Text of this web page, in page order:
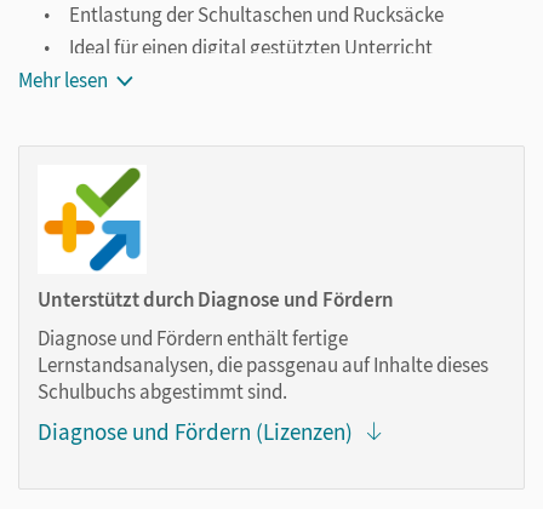
Entlastung der Schultaschen und Rucksäcke
Ideal für einen digital gestützten Unterricht
Notiz- und Markierungsmöglichkeit
Viele digitale Funktionen unterstützen das Lehren und
Lernen:
Notizen erstellen
Markierungen setzen
Lesezeichen hinzufügen
Suchen im Text
Mehr lesen
Unterstützt durch Diagnose und Fördern
Diagnose und Fördern enthält fertige
Lernstandsanalysen, die passgenau auf Inhalte dieses
Schulbuchs abgestimmt sind.
Diagnose und Fördern (Lizenzen)